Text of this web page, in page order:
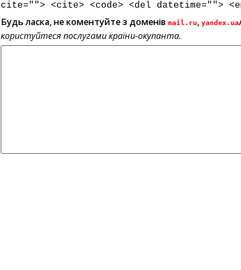
cite=""> <cite> <code> <del datetime="">
Будь ласка, не коментуйте з доменівmail.ru,yandex.ua
користуйтеся послугами країни-окупанта.